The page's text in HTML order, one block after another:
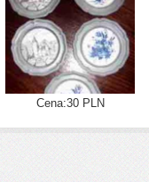
Cena:30 PLN